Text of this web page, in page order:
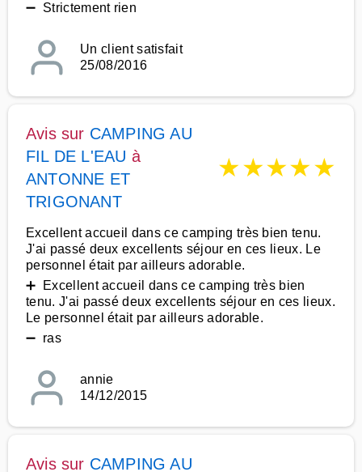
➖ Strictement rien
Un client satisfait
25/08/2016
Avis sur CAMPING AU
FIL DE L'EAU à
ANTONNE ET
TRIGONANT
★★★★★
Excellent accueil dans ce camping très bien tenu.
J'ai passé deux excellents séjour en ces lieux. Le
personnel était par ailleurs adorable.
➕ Excellent accueil dans ce camping très bien
tenu. J'ai passé deux excellents séjour en ces lieux.
Le personnel était par ailleurs adorable.
➖ ras
annie
14/12/2015
Avis sur CAMPING AU